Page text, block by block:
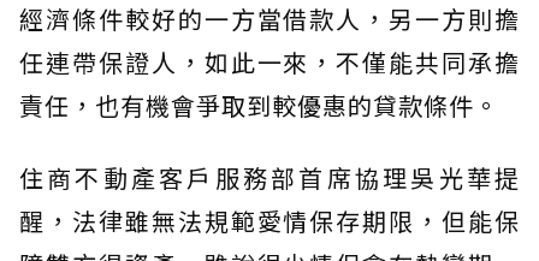
經濟條件較好的一方當借款人，另一方則擔
任連帶保證人，如此一來，不僅能共同承擔
責任，也有機會爭取到較優惠的貸款條件。
住商不動產客戶服務部首席協理吳光華提
醒，法律雖無法規範愛情保存期限，但能保